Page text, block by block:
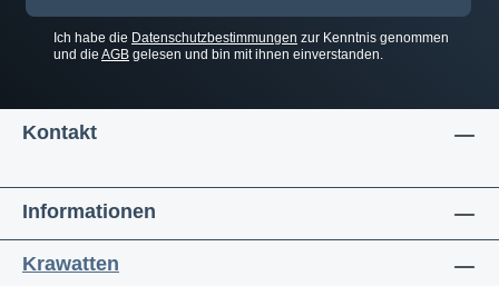
Ich habe die Datenschutzbestimmungen zur Kenntnis genommen
und die AGB gelesen und bin mit ihnen einverstanden.
Kontakt
Informationen
Krawatten